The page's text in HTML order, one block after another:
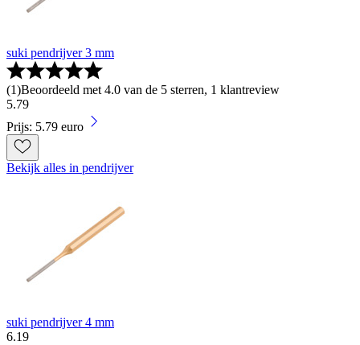
suki pendrijver 3 mm
(1)Beoordeeld met 4.0 van de 5 sterren, 1 klantreview
5.79
Prijs: 5.79 euro
Bekijk alles in pendrijver
suki pendrijver 4 mm
6.19